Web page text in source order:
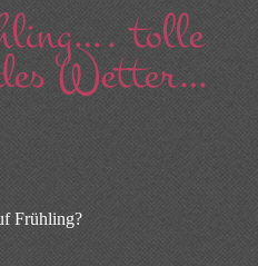
tolle
Wetter…